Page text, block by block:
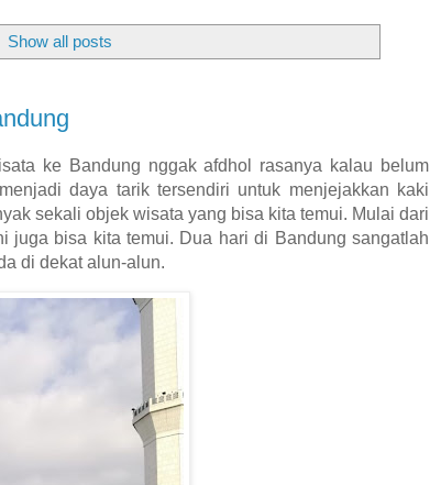
Show all posts
ke Bandung nggak afdhol rasanya kalau belum
daya tarik tersendiri untuk menjejakkan kaki
sekali objek wisata yang bisa kita temui. Mulai dari
juga bisa kita temui. Dua hari di Bandung sangatlah
di dekat alun-alun.